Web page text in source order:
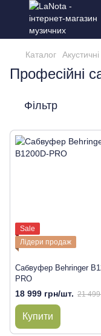
Каталог
Професійні
Фільтр
Sale
Лідери продаж
Сабвуфер Behringer
PRO
18 999 грн/шт. 21 499
Купити